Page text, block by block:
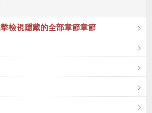
檢視隱藏的全部章節章節